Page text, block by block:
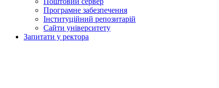
Програмне забезпечення
Інституційний репозитарій
Сайти університету
Запитати у ректора